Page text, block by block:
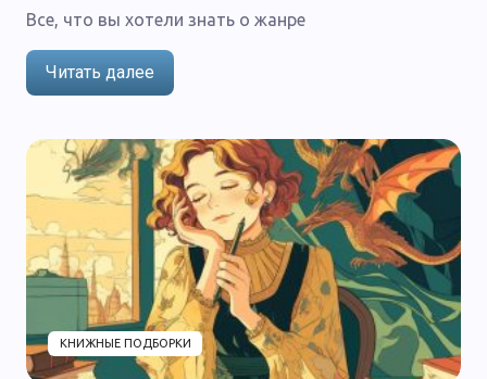
Все, что вы хотели знать о жанре
Читать далее
КНИЖНЫЕ ПОДБОРКИ